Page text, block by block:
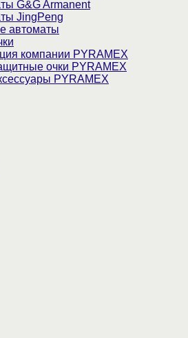
G&G Armanent
JingPeng
автоматы
компании PYRAMEX
очки PYRAMEX
PYRAMEX